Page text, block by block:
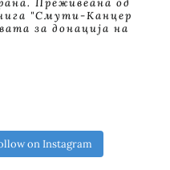
"Смути-Канцер
за донација на
on Instagram